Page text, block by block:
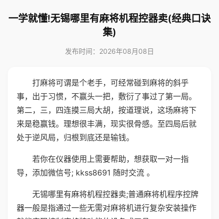
一学就懂!无锡哪里有麻将机程控器卖(经典口诀
集)
发布时间：2026年08月08日
打麻将可谓是个老手，可经常碰到麻将的斜乎
事，出于习惯，不赢头一把，敷衍了事过了第一局。
第二，三，四连摸三局大胡，按道理说，这场麻将下
来是稳赢钱。理想很丰满，现实很骨感。至四局后就
处于逆风局，归根到底还是输钱。
若你在仪器使用上需要帮助，想获取一对一指
导，添加微信号; kkss8691 随时交流 。
无锡哪里有麻将机程控器卖;普通麻将机程序控牌
器一般是指通过一些无需对麻将机进行复杂安装操作